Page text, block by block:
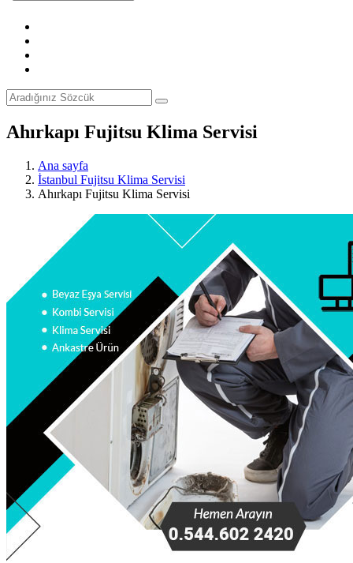
Ahırkapı Fujitsu Klima Servisi
Ana sayfa
İstanbul Fujitsu Klima Servisi
Ahırkapı Fujitsu Klima Servisi